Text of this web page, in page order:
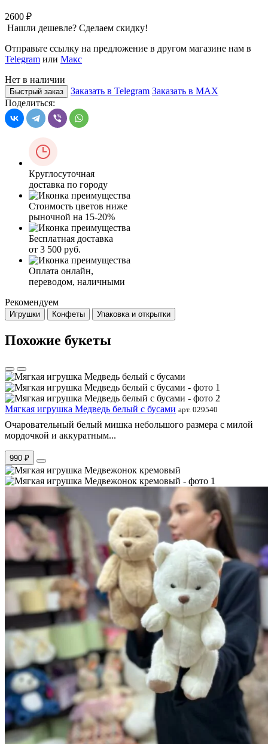
2600 ₽
Нашли дешевле? Сделаем скидку!
Отправьте ссылку на предложение в другом магазине нам в
Telegram или Макс
Нет в наличии
Быстрый заказ Заказать в Telegram Заказать в MAX
Поделиться:
Круглосуточная
доставка по городу
Стоимость цветов ниже
рыночной на 15-20%
Бесплатная доставка
от 3 500 руб.
Оплата онлайн,
переводом, наличными
Рекомендуем
Игрушки Конфеты Упаковка и открытки
Похожие букеты
Мягкая игрушка Медведь белый с бусами арт. 029540
Очаровательный белый мишка небольшого размера с милой
мордочкой и аккуратным...
990 ₽